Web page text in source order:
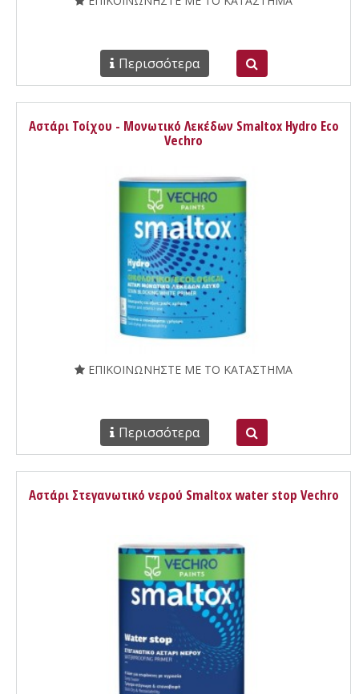
Περισσότερα
Αστάρι Τοίχου - Μονωτικό Λεκέδων Smaltox Hydro Eco
Vechro
ΕΠΙΚΟΙΝΩΝΗΣΤΕ ΜΕ ΤΟ ΚΑΤΑΣΤΗΜΑ
Περισσότερα
Αστάρι Στεγανωτικό νερού Smaltox water stop Vechro